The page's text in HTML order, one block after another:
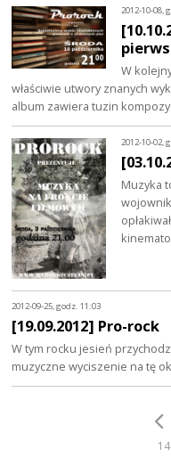
2012-10-08,
W
właściwie utwory znanych
album zawiera tuzin
2012-10-02,
Muzyka
2012-09-25, godz. 11:03
[19.09.2012] Pro-rock
W tym rocku jesień
muzyczne wyciszenie na tę